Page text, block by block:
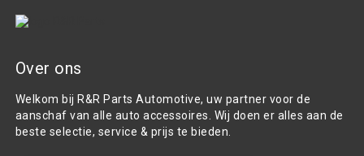
Over ons
Welkom bij R&R Parts Automotive, uw partner voor de
aanschaf van alle auto accessoires. Wij doen er alles aan de
beste selectie, service & prijs te bieden.